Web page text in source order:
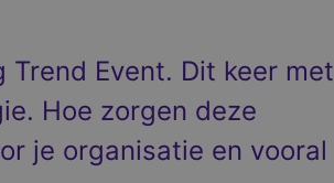
Event. Dit keer met
Hoe zorgen deze
je organisatie en vooral